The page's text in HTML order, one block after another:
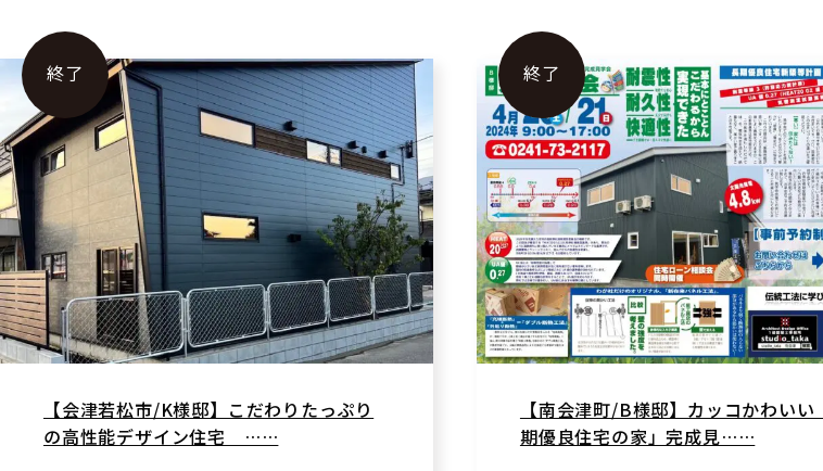
終了
【会津若松市/K様邸】こだわりたっぷり
の高性能デザイン住宅 ……
終了
【南会津町/B様邸】カッコかわいい
期優良住宅の家」完成見……